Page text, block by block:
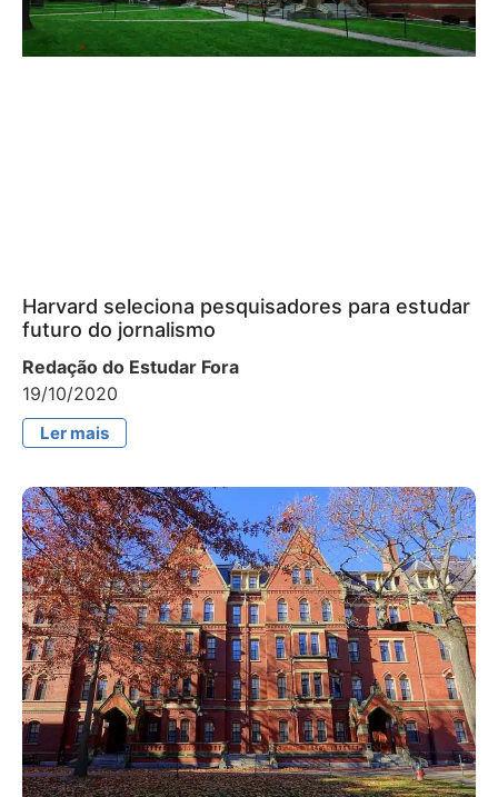
Harvard seleciona pesquisadores para estudar
futuro do jornalismo
Redação do Estudar Fora
19/10/2020
Ler mais